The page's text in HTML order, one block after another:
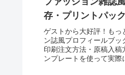
存・プリントパッ
ゲストから大好評！もっ
ン誌風プロフィールブッ
印刷注文方法・原稿入
ンプレートを使って実際